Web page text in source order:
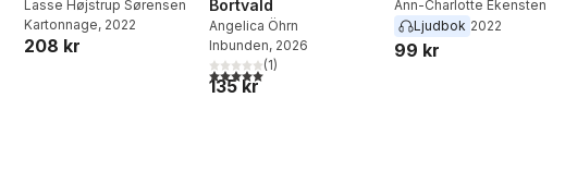
Lasse Højstrup Sørensen
Kartonnage, 2022
208 kr
Bortvald
Angelica Öhrn
Inbunden, 2026
5,0utav 5 stjärnor. Totalt antal röster:
(1)
135 kr
Ann-Charlotte Ekensten
Ljudbok 2022
99 kr